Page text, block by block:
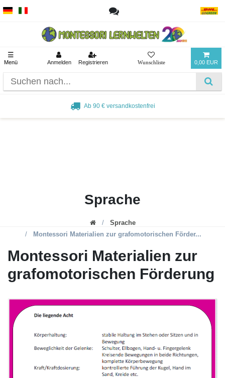
☰
Menü Anmelden Registrieren 0,00 EUR
Beliebt bei Pädagogen und Eltern
Sprache
Sprache
Montessori Materialien zur grafomotorischen Förder...
Montessori Materialien zur
grafomotorischen Förderung